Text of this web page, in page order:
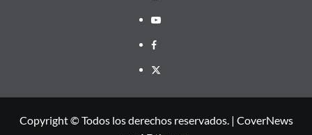
Youtube
Facebook
X
Copyright © Todos los derechos reservados. | CoverNews